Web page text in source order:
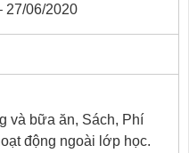
27/06/2020
và bữa ăn, Sách, Phí
động ngoài lớp học.